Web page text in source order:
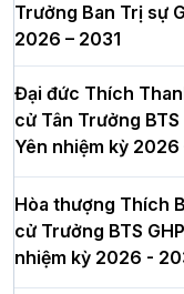
Trưởng Ban Trị sự
2026 – 2031
Đại đức Thích
cử Tân Trưởng
Yên nhiệm kỳ 2026
Hòa thượng Thích
cử Trưởng BTS
nhiệm kỳ 2026 -